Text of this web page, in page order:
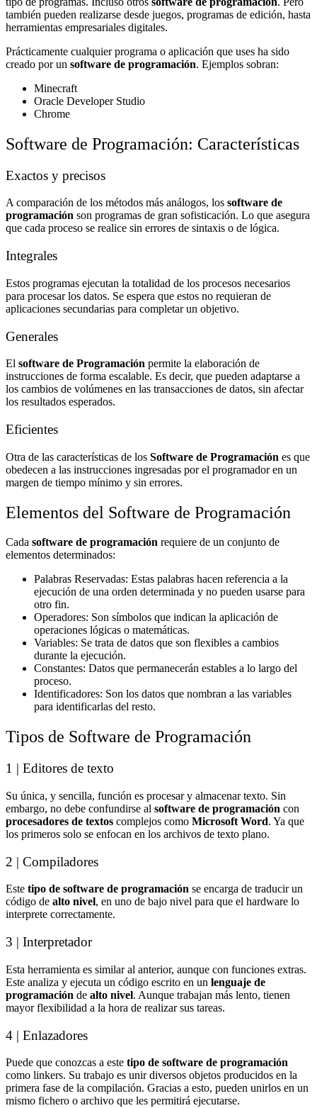
también pueden realizarse desde juegos, programas de edición, hasta
herramientas empresariales digitales.
Prácticamente cualquier programa o aplicación que uses ha sido
creado por un software de programación. Ejemplos sobran:
Minecraft
Oracle Developer Studio
Chrome
Software de Programación: Características
Exactos y precisos
A comparación de los métodos más análogos, los software de
programación son programas de gran sofisticación. Lo que asegura
que cada proceso se realice sin errores de sintaxis o de lógica.
Integrales
Estos programas ejecutan la totalidad de los procesos necesarios
para procesar los datos. Se espera que estos no requieran de
aplicaciones secundarias para completar un objetivo.
Generales
El software de Programación permite la elaboración de
instrucciones de forma escalable. Es decir, que pueden adaptarse a
los cambios de volúmenes en las transacciones de datos, sin afectar
los resultados esperados.
Eficientes
Otra de las características de los Software de Programación es que
obedecen a las instrucciones ingresadas por el programador en un
margen de tiempo mínimo y sin errores.
Elementos del Software de Programación
Cada software de programación requiere de un conjunto de
elementos determinados:
Palabras Reservadas: Estas palabras hacen referencia a la
ejecución de una orden determinada y no pueden usarse para
otro fin.
Operadores: Son símbolos que indican la aplicación de
operaciones lógicas o matemáticas.
Variables: Se trata de datos que son flexibles a cambios
durante la ejecución.
Constantes: Datos que permanecerán estables a lo largo del
proceso.
Identificadores: Son los datos que nombran a las variables
para identificarlas del resto.
Tipos de Software de Programación
1 | Editores de texto
Su única, y sencilla, función es procesar y almacenar texto. Sin
embargo, no debe confundirse al software de programación con
procesadores de textos complejos como Microsoft Word. Ya que
los primeros solo se enfocan en los archivos de texto plano.
2 | Compiladores
Este tipo de software de programación se encarga de traducir un
código de alto nivel, en uno de bajo nivel para que el hardware lo
interprete correctamente.
3 | Interpretador
Esta herramienta es similar al anterior, aunque con funciones extras.
Este analiza y ejecuta un código escrito en un lenguaje de
programación de alto nivel. Aunque trabajan más lento, tienen
mayor flexibilidad a la hora de realizar sus tareas.
4 | Enlazadores
Puede que conozcas a este tipo de software de programación
como linkers. Su trabajo es unir diversos objetos producidos en la
primera fase de la compilación. Gracias a esto, pueden unirlos en un
mismo fichero o archivo que les permitirá ejecutarse.